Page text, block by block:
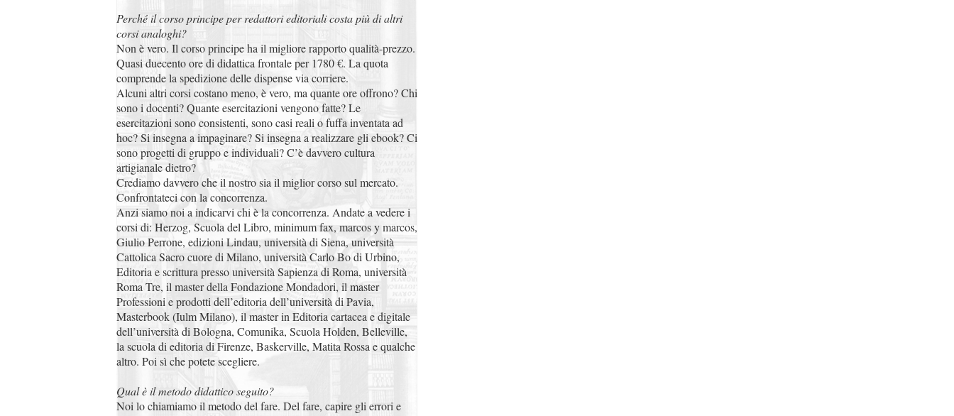
Perché il corso principe per redattori editoriali costa più di altri
corsi analoghi?
Non è vero. Il corso principe ha il migliore rapporto qualità-prezzo.
Quasi duecento ore di didattica frontale per 1780 €. La quota
comprende la spedizione delle dispense via corriere.
Alcuni altri corsi costano meno, è vero, ma quante ore offrono? Chi
sono i docenti? Quante esercitazioni vengono fatte? Le
esercitazioni sono consistenti, sono casi reali o fuffa inventata ad
hoc? Si insegna a impaginare? Si insegna a realizzare gli ebook? Ci
sono progetti di gruppo e individuali? C’è davvero cultura
artigianale dietro?
Crediamo davvero che il nostro sia il miglior corso sul mercato.
Confrontateci con la concorrenza.
Anzi siamo noi a indicarvi chi è la concorrenza. Andate a vedere i
corsi di: Herzog, Scuola del Libro, minimum fax, marcos y marcos,
Giulio Perrone, edizioni Lindau, università di Siena, università
Cattolica Sacro cuore di Milano, università Carlo Bo di Urbino,
Editoria e scrittura presso università Sapienza di Roma, università
Roma Tre, il master della Fondazione Mondadori, il master
Professioni e prodotti dell’editoria dell’università di Pavia,
Masterbook (Iulm Milano), il master in Editoria cartacea e digitale
dell’università di Bologna, Comunika, Scuola Holden, Belleville,
la scuola di editoria di Firenze, Baskerville, Matita Rossa e qualche
altro. Poi sì che potete scegliere.
Qual è il metodo didattico seguito?
Noi lo chiamiamo il metodo del fare. Del fare, capire gli errori e